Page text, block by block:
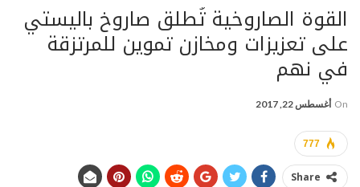
القوة الصاروخية تُطلق صاروخ باليستي
على تعزيزات ومخازن تموين للمرتزقة
في نهم
On أغسطس 22, 2017
777
Share